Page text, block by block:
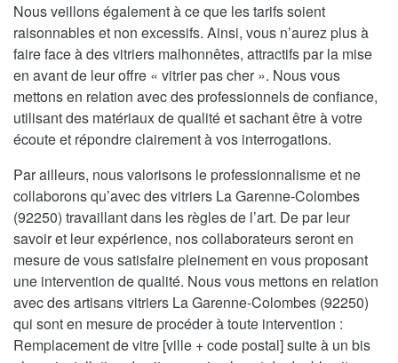
Nous veillons également à ce que les tarifs soient
raisonnables et non excessifs. Ainsi, vous n’aurez plus à
faire face à des vitriers malhonnêtes, attractifs par la mise
en avant de leur offre « vitrier pas cher ». Nous vous
mettons en relation avec des professionnels de confiance,
utilisant des matériaux de qualité et sachant être à votre
écoute et répondre clairement à vos interrogations.
Par ailleurs, nous valorisons le professionnalisme et ne
collaborons qu’avec des vitriers La Garenne-Colombes
(92250) travaillant dans les règles de l’art. De par leur
savoir et leur expérience, nos collaborateurs seront en
mesure de vous satisfaire pleinement en vous proposant
une intervention de qualité. Nous vous mettons en relation
avec des artisans vitriers La Garenne-Colombes (92250)
qui sont en mesure de procéder à toute intervention :
Remplacement de vitre [ville + code postal] suite à un bis